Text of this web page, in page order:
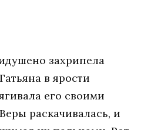
захрипела
в ярости
его своими
раскачивалась, и